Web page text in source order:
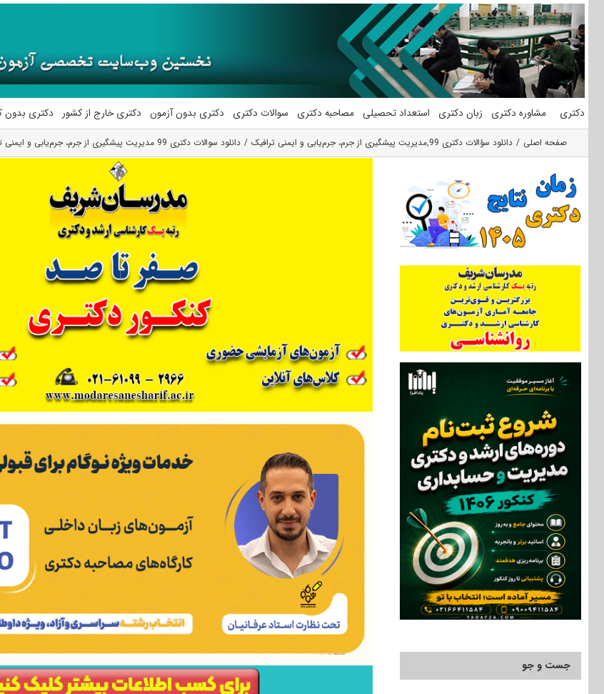
محتوا
دکتری مشاوره دکتری زبان دکتری استعداد تحصیلی مصاحبه دکتری سوالات دکتری دکتری بدون آزمون دکتری خارج از کشور دکتری بدون
صفحه اصلی دانلود سؤالات دکتری 99 ,مدیریت پیشگیری از جرم، جرم‌یابی و ایمنی ترافیک دانلود سوالات دکتری 99 مدیریت پیشگیری از جرم، جرم‌یابی و ایمنی ترافیک کد 2166
جست و جو